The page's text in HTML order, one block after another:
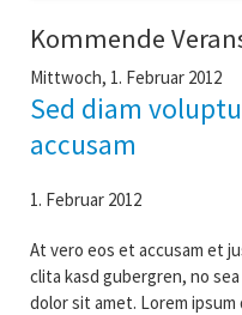
Kommende
Mittwoch, 1. Februar 2012
Sed diam
accusam
1. Februar 2012
At vero eos et accusam et
clita kasd gubergren, no
dolor sit amet. Lorem